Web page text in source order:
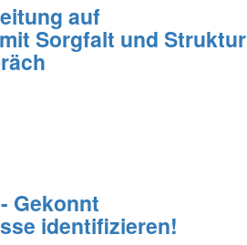
auf
Sorgfalt und Struktur
Gekonnt
identifizieren!